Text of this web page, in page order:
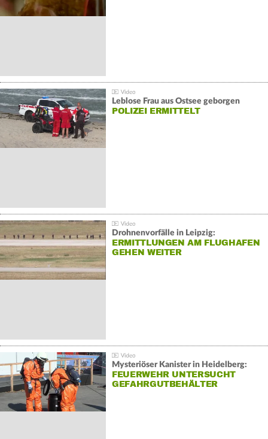
Leblose Frau aus Ostsee geborgen
POLIZEI ERMITTELT
Drohnenvorfälle in Leipzig:
ERMITTLUNGEN AM FLUGHAFEN
GEHEN WEITER
Mysteriöser Kanister in Heidelberg:
FEUERWEHR UNTERSUCHT
GEFAHRGUTBEHÄLTER